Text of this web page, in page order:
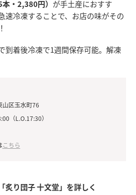
・2,380円） が手土産におすす
速冷凍することで、お店の味がその
到着後冷凍で1週間保存可能。解凍
山区玉水町76
（L.O.17:30）
こちら
り団子 十文堂」を詳しく